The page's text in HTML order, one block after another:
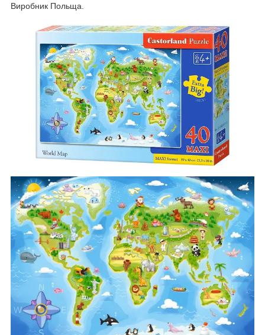
Виробник Польща.